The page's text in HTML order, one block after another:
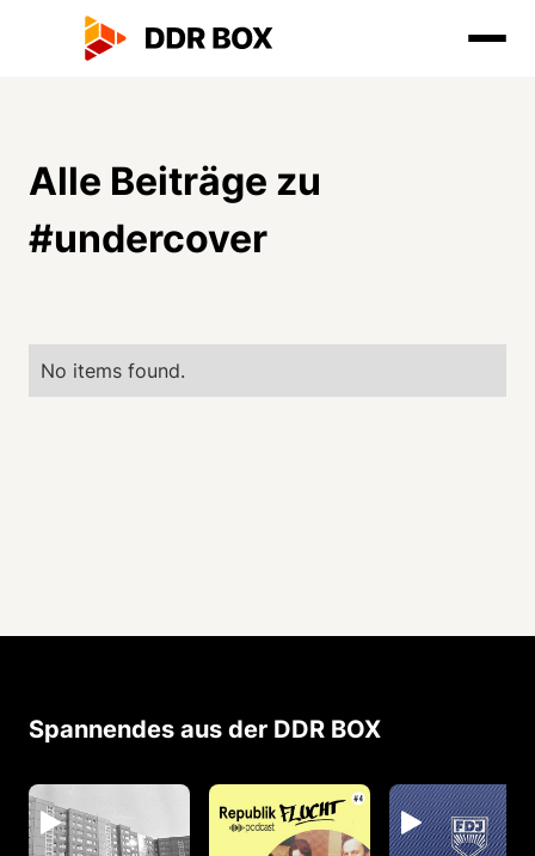
Alle Beiträge zu
#undercover
No items found.
Spannendes aus der DDR BOX